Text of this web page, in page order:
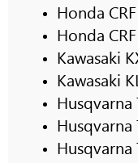
Honda
Honda
Kawasaki
Kawasaki
Husqvarna
Husqvarna
Husqvarna